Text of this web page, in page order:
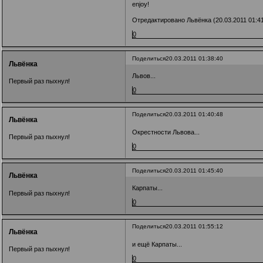
enjoy!
Отредактировано Львёнка (20.03.2011
0
Поделиться20.03.2011 01:38:40
Львёнка
Первый раз пыхнул!
Львов...
0
Поделиться20.03.2011 01:40:48
Львёнка
Первый раз пыхнул!
Окрестности Львова...
0
Поделиться20.03.2011 01:45:40
Львёнка
Первый раз пыхнул!
Карпаты...
0
Поделиться20.03.2011 01:55:12
Львёнка
Первый раз пыхнул!
и ещё Карпаты...
0